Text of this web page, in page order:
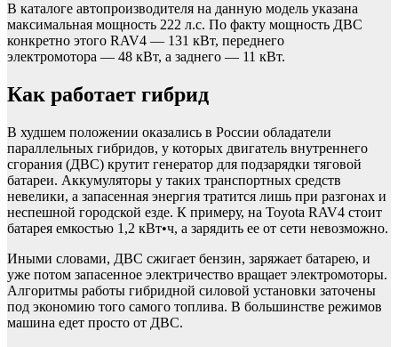
В каталоге автопроизводителя на данную модель указана
максимальная мощность 222 л.с. По факту мощность ДВС
конкретно этого RAV4 — 131 кВт, переднего
электромотора — 48 кВт, а заднего — 11 кВт.
Как работает гибрид
В худшем положении оказались в России обладатели
параллельных гибридов, у которых двигатель внутреннего
сгорания (ДВС) крутит генератор для подзарядки тяговой
батареи. Аккумуляторы у таких транспортных средств
невелики, а запасенная энергия тратится лишь при разгонах и
неспешной городской езде. К примеру, на Toyota RAV4 стоит
батарея емкостью 1,2 кВт•ч, а зарядить ее от сети невозможно.
Иными словами, ДВС сжигает бензин, заряжает батарею, и
уже потом запасенное электричество вращает электромоторы.
Алгоритмы работы гибридной силовой установки заточены
под экономию того самого топлива. В большинстве режимов
машина едет просто от ДВС.